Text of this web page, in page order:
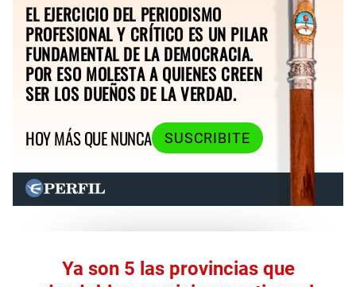
EL EJERCICIO DEL PERIODISMO
PROFESIONAL Y CRÍTICO ES UN PILAR
FUNDAMENTAL DE LA DEMOCRACIA.
POR ESO MOLESTA A QUIENES CREEN
SER LOS DUEÑOS DE LA VERDAD.
HOY MÁS QUE NUNCA
SUSCRIBITE
Ya son 5 las provincias que